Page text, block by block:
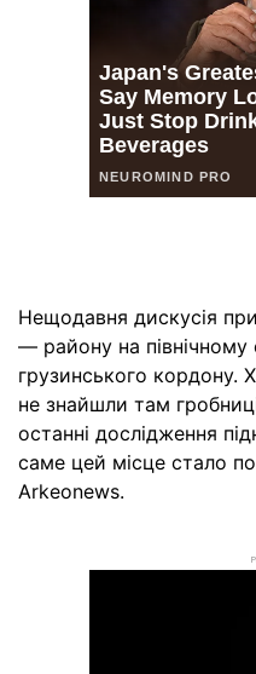
Нещодавня дискусія
— району на північному
грузинського кордону.
не знайшли там
останні дослідження
саме цей місце стало
Arkeonews.